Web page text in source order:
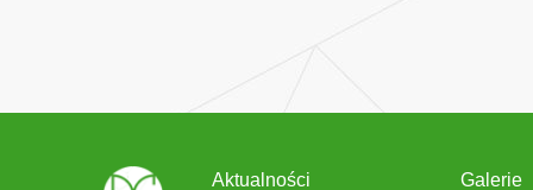
Aktualności
Galerie